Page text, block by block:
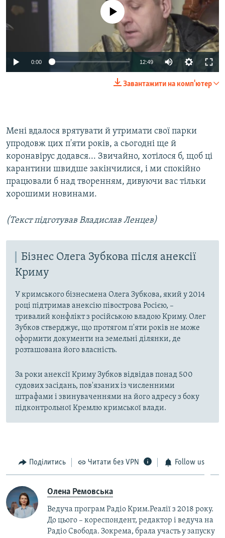
1080p
No media source currently available
0:00 12:49
1080p
Завантажити на комп'ютер
Мені вдалося врятувати й утримати свої парки
упродовж цих п'яти років, а сьогодні ще й
коронавірус додався... Звичайно, хотілося б, щоб ці
карантини швидше закінчилися, і ми спокійно
працювали б над творенням, дивуючи вас тільки
хорошими новинами.
(Текст підготував Владислав Ленцев)
Бізнес Олега Зубкова після анексії
Криму
У кримського бізнесмена Олега Зубкова, який у 2014
році підтримав анексію півострова Росією, –
тривалий конфлікт з російською владою Криму. Олег
Зубков стверджує, що протягом п'яти років не може
оформити документи на земельні ділянки, де
розташована його власність.
За роки анексії Криму Зубков відвідав понад 500
судових засідань, пов'язаних із численними
штрафами і звинуваченнями на його адресу з боку
підконтрольної Кремлю кримської влади.
Поділитись Читати без VPN Follow us
Олена Ремовська
Ведуча програм Радіо Крим.Реалії з 2018 року.
До цього – кореспондент, редактор і ведуча на
Радіо Свобода. Зокрема, брала участь у запуску